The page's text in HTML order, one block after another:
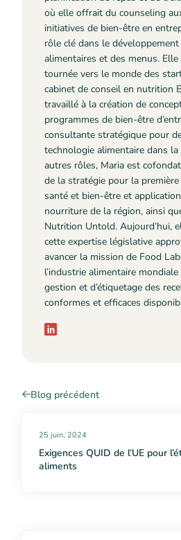
où elle offrait du counseling
initiatives de bien-être en
rôle clé dans le développement
alimentaires et des menus. Elle
tournée vers le monde des
cabinet de conseil en nutrition
travaillé à la création de
programmes de bien-être
consultante stratégique pour
technologie alimentaire dans la
autres rôles, Maria est
de la stratégie pour la
santé et bien-être et
nourriture de la région, ainsi
Nutrition Untold. Aujourd’hui,
cette expertise législative
avancer la mission de Food
l’industrie alimentaire
gestion et d’étiquetage des
conformes et efficaces
Blog précédent
25 juin, 2024
Exigences QUID de l’UE pour
aliments